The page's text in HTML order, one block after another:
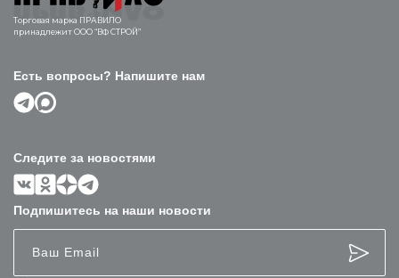
Торговая марка ПРАВИЛО
принадлежит ООО “ВФ СТРОЙ”
Есть вопросы? Напишите нам
Следите за новостями
Подпишитесь на наши новости